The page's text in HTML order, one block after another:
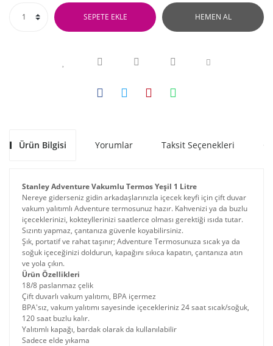
SEPETE EKLE HEMEN AL
Ürün Bilgisi Yorumlar Taksit Seçenekleri
Stanley Adventure Vakumlu Termos Yeşil 1 Litre
Nereye giderseniz gidin arkadaşlarınızla içecek keyfi için çift duvar
vakum yalıtımlı Adventure termosunuz hazır. Kahvenizi ya da buzlu
içeceklerinizi, kokteyllerinizi saatlerce olması gerektiği ısıda tutar.
Sızıntı yapmaz, çantanıza güvenle koyabilirsiniz.
Şık, portatif ve rahat taşınır; Adventure Termosunuza sıcak ya da
soğuk içeceğinizi doldurun, kapağını sıkıca kapatın, çantanıza atın
ve yola çıkın.
Ürün Özellikleri
18/8 paslanmaz çelik
Çift duvarlı vakum yalıtımı, BPA içermez
BPA'sız, vakum yalıtımı sayesinde içecekleriniz 24 saat sıcak/soğuk,
120 saat buzlu kalır.
Yalıtımlı kapağı, bardak olarak da kullanılabilir
Sadece elde yıkama